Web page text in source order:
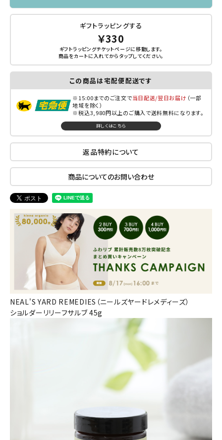
ギフトラッピングする
￥330
ギフトラッピングチケットページに移動します。
商品をカートに入れてから タップしてください。
この商品は宅配便配送です
※15:00までのご注文で当日配送/翌日お届け （一部
地域を除く）
※税込3,980円以上のご購入で送料無料になります。
詳しくはこちら
返品特約について
商品についてのお問い合わせ
NEAL'S YARD REMEDIES（ニールズヤードレメディーズ）
ショルダーリリーフサルブ 45g